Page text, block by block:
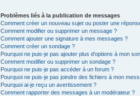
Problèmes liés à la publication de messages
Comment créer un nouveau sujet ou poster une
Comment modifier ou supprimer un message ?
Comment ajouter une signature à mes messages ?
Comment créer un sondage ?
Pourquoi ne puis-je pas ajouter plus d’options à mon
Comment modifier ou supprimer un sondage ?
Pourquoi ne puis-je pas accéder à un forum ?
Pourquoi ne puis-je pas joindre des fichiers à mon
Pourquoi ai-je reçu un avertissement ?
Comment rapporter des messages à un modérateur ?